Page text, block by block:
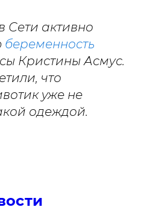
Сети активно
беременность
Кристины Асмус.
что
уже не
одеждой.